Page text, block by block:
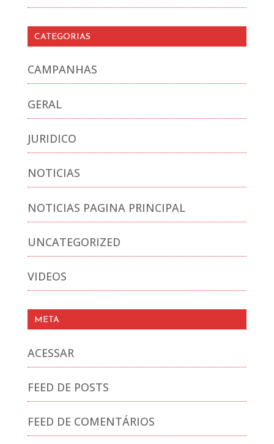
CATEGORIAS
CAMPANHAS
GERAL
JURIDICO
NOTICIAS
NOTICIAS PAGINA PRINCIPAL
UNCATEGORIZED
VIDEOS
META
ACESSAR
FEED DE POSTS
FEED DE COMENTÁRIOS